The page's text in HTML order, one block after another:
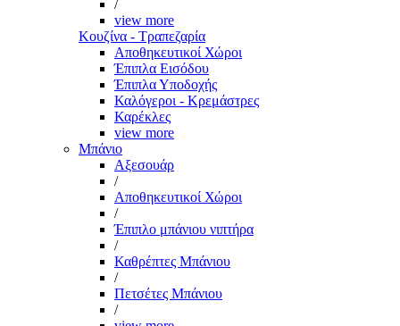
/
view more
Κουζίνα - Τραπεζαρία
Αποθηκευτικοί Χώροι
Έπιπλα Εισόδου
Έπιπλα Υποδοχής
Καλόγεροι - Κρεμάστρες
Καρέκλες
view more
Μπάνιο
Αξεσουάρ
/
Αποθηκευτικοί Χώροι
/
Έπιπλο μπάνιου νιπτήρα
/
Καθρέπτες Μπάνιου
/
Πετσέτες Μπάνιου
/